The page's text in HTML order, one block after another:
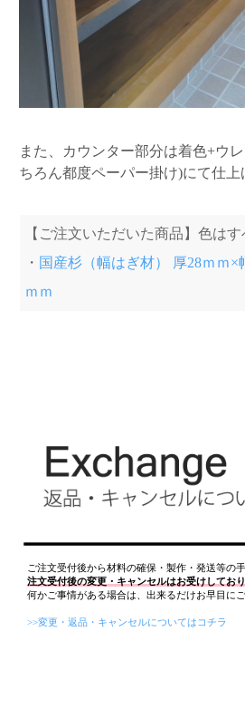
また、カウンター部分は着色+ウ
ちろん都度ペーパー掛け)にて仕上
【ご注文いただいた商品】色は
・ 国産杉（幅はぎ材） 厚28ｍｍ×
ｍｍ
ご注文受付後から材料の確保・製作・発送等の
注文受付後の変更・キャンセルはお受けしており
何かご事情がある場合は、出来るだけお早目にご
>>変更・返品・キャンセルについてはコチラ